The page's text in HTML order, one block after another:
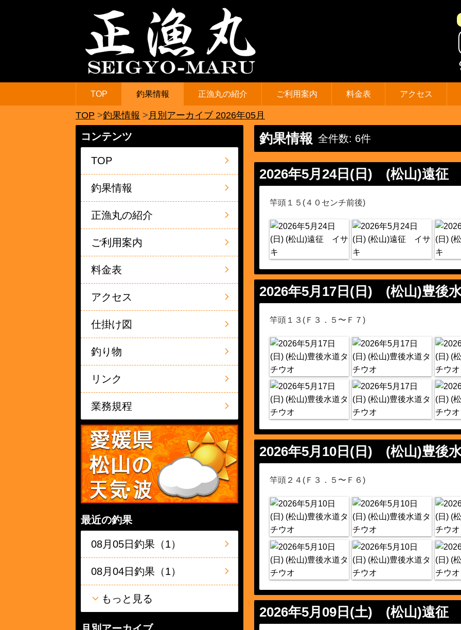
TOP 釣果情報 正漁丸の紹介 ご利用案内 料金表 アクセス
TOP 釣果情報 月別アーカイブ 2026年05月
釣果情報 全件数: 6件
2026年5月24日(日) (松山)遠征
竿頭１５(４０センチ前後)
2026年5月17日(日) (松山)豊後
竿頭１３(Ｆ３．５〜Ｆ７)
2026年5月10日(日) (松山)豊後
竿頭２４(Ｆ３．５〜Ｆ６)
2026年5月09日(土) (松山)遠征
コンテンツ
TOP
釣果情報
正漁丸の紹介
ご利用案内
料金表
アクセス
仕掛け図
釣り物
リンク
業務規程
最近の釣果
08月05日釣果（1）
08月04日釣果（1）
もっと見る